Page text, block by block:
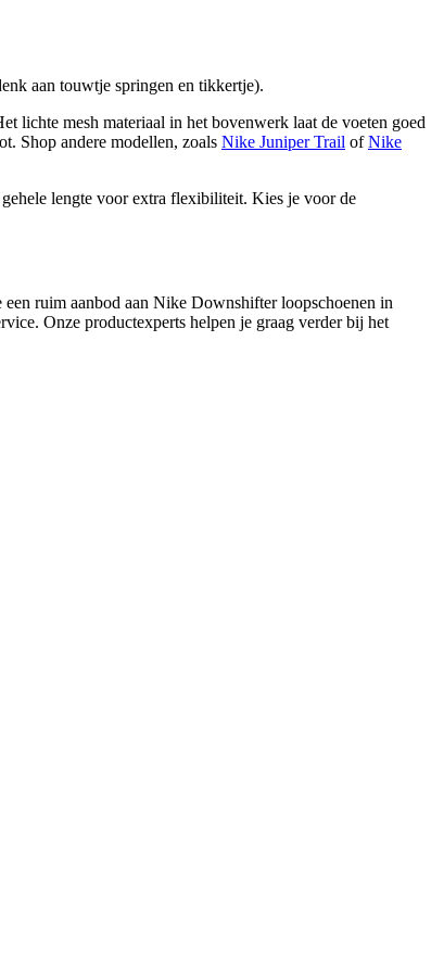
aan touwtje springen en tikkertje).
lichte mesh materiaal in het bovenwerk laat de voeten goed
Shop andere modellen, zoals Nike Juniper Trail ofNike
lengte voor extra flexibiliteit. Kies je voor de
ruim aanbod aan Nike Downshifter loopschoenen in
Onze productexperts helpen je graag verder bij het